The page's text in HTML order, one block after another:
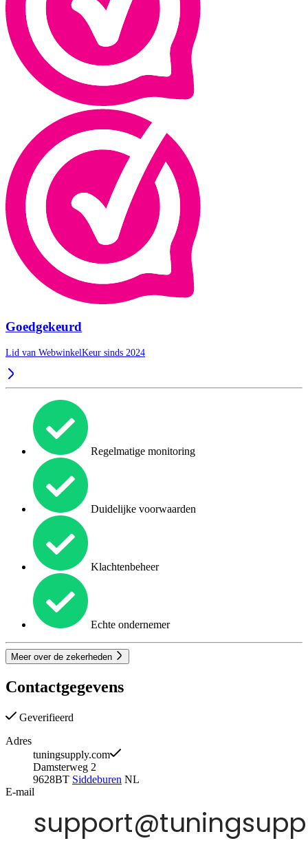
Goedgekeurd
Lid van WebwinkelKeur sinds 2024
Regelmatige monitoring
Duidelijke voorwaarden
Klachtenbeheer
Echte ondernemer
Meer over de zekerheden
Contactgegevens
Geverifieerd
Adres
tuningsupply.com
Damsterweg 2
9628BT Siddeburen NL
E-mail